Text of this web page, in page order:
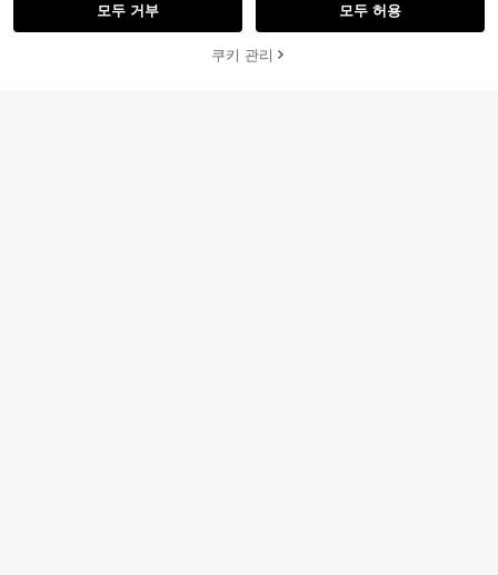
34% 할인! 장바구니 담기
모두 거부 모두 허용
쿠키 관리